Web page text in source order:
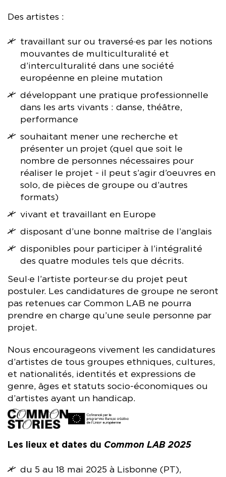
Des artistes :
travaillant sur ou traversé·es par les notions
mouvantes de multiculturalité et
d’interculturalité dans une société
européenne en pleine mutation
développant une pratique professionnelle
dans les arts vivants : danse, théâtre,
performance
souhaitant mener une recherche et
présenter un projet (quel que soit le
nombre de personnes nécessaires pour
réaliser le projet - il peut s’agir d’oeuvres en
solo, de pièces de groupe ou d’autres
formats)
vivant et travaillant en Europe
disposant d’une bonne maîtrise de l’anglais
disponibles pour participer à l’intégralité
des quatre modules tels que décrits.
Seul·e l’artiste porteur·se du projet peut
postuler. Les candidatures de groupe ne seront
pas retenues car Common LAB ne pourra
prendre en charge qu’une seule personne par
projet.
Nous encourageons vivement les candidatures
d’artistes de tous groupes ethniques, cultures,
et nationalités, identités et expressions de
genre, âges et statuts socio-économiques ou
d’artistes ayant un handicap.
Les lieux et dates du Common LAB 2025
du 5 au 18 mai 2025 à Lisbonne (PT),